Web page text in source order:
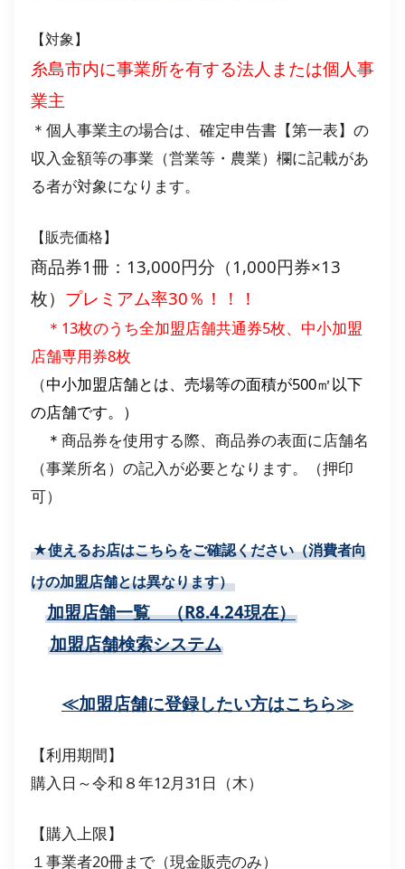
【対象】
糸島市内に事業所を有する法人または個人事
業主
＊個人事業主の場合は、確定申告書【第一表】の
収入金額等の事業（営業等・農業）欄に記載があ
る者が対象になります。
【販売価格】
商品券1冊：13,000円分（1,000円券×13
枚） プレミアム率30％！！！
＊13枚のうち全加盟店舗共通券5枚、中小加盟
店舗専用券8枚
（中小加盟店舗とは、売場等の面積が500㎡以下
の店舗です。）
＊ 商品券を使用する際、商品券の表面に店舗名
（事業所名）の記入が必要となります。（押印
可）
★使えるお店はこちらをご確認ください（消費者向
けの加盟店舗とは異なります）
加盟店舗一覧 （R8.4.24現在）
加盟店舗検索システム
≪加盟店舗に登録したい方はこちら≫
【利用期間】
購入日～令和８年12月31日（木）
【購入上限】
１事業者20冊まで（現金販売のみ）